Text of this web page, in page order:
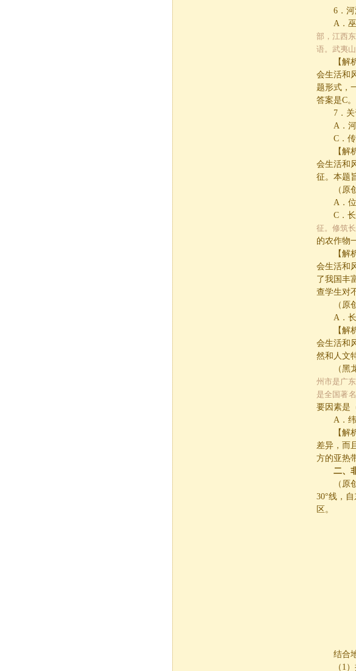
6．
A．
部，江西
语。武夷
【
会生活和
题形式，
答案是C。
7．
A．
C．
【
会生活和
征。本题
（原
A．
C．
征。修筑
的农作
【
会生活和
了我国丰
查学生对
（原
A．
【
会生活和
然和人文
（黑
州市是广
是全国著
要因素
A．
【
差异，而
方的亚热
二、
（原
30°线，
区。
结合
（ 1